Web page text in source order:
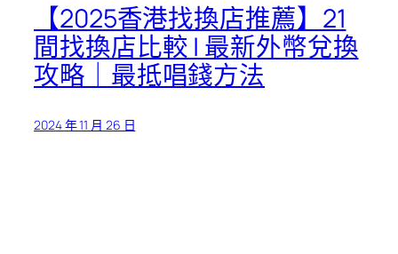
【2025香港找換店推薦】21
間找換店比較 | 最新外幣兌換
攻略｜最抵唱錢方法
2024 年 11 月 26 日